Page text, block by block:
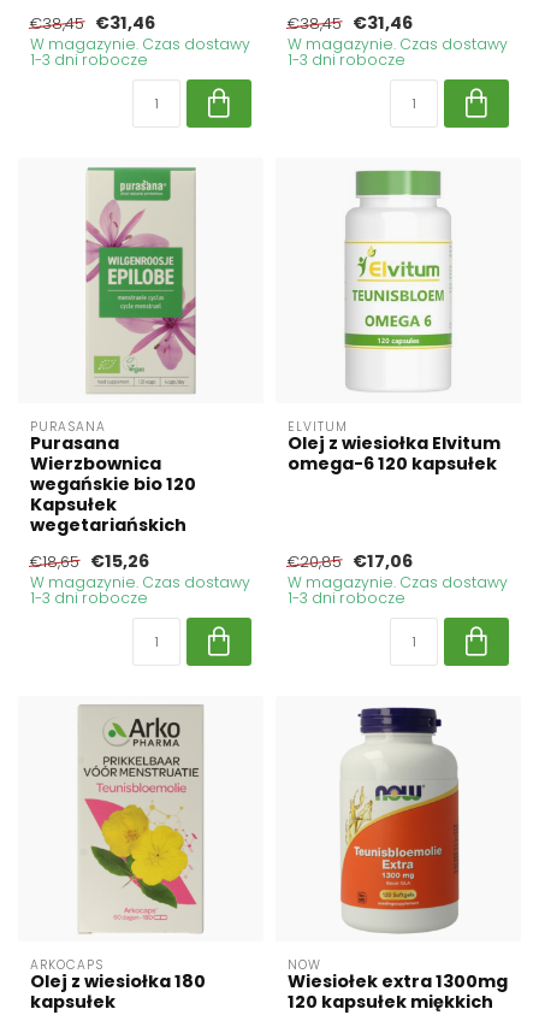
€38,45 €31,46
W magazynie. Czas dostawy
1-3 dni robocze
€38,45 €31,46
W magazynie. Czas dostawy
1-3 dni robocze
PURASANA
Purasana
Wierzbownica
wegańskie bio 120
Kapsułek
wegetariańskich
€18,65 €15,26
W magazynie. Czas dostawy
1-3 dni robocze
ELVITUM
Olej z wiesiołka Elvitum
omega-6 120 kapsułek
€20,85 €17,06
W magazynie. Czas dostawy
1-3 dni robocze
ARKOCAPS
Olej z wiesiołka 180
kapsułek
NOW
Wiesiołek extra 1300mg
120 kapsułek miękkich